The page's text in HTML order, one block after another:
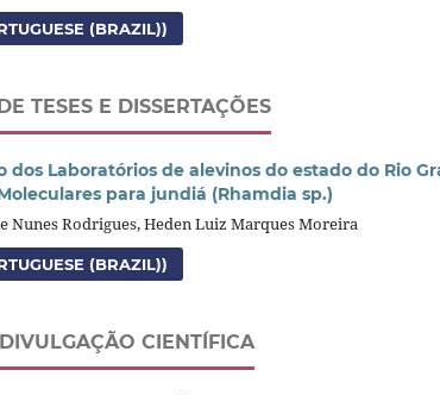
(BRAZIL))
TESES E DISSERTAÇÕES
dos Laboratórios de alevinos do estado do Rio
para jundiá (Rhamdia sp.)
Nunes Rodrigues, Heden Luiz Marques Moreira
(BRAZIL))
CIENTÍFICA